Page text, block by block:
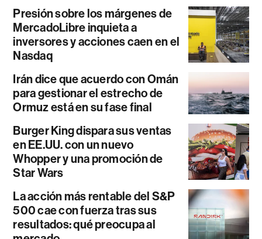
Presión sobre los márgenes de
MercadoLibre inquieta a
inversores y acciones caen en el
Nasdaq
Irán dice que acuerdo con Omán
para gestionar el estrecho de
Ormuz está en su fase final
Burger King dispara sus ventas
en EE.UU. con un nuevo
Whopper y una promoción de
Star Wars
La acción más rentable del S&P
500 cae con fuerza tras sus
resultados: qué preocupa al